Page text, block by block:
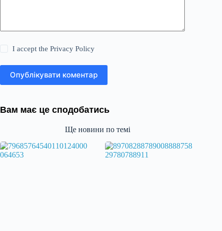
I accept thePrivacy Policy
Опублікувати коментар
Вам має це сподобатись
Ще новини по темі